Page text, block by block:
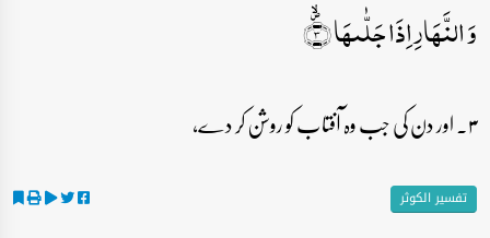
وَ النَّہَارِ اِذَا جَلّٰىہَا ۪ۙ﴿۳﴾
۳۔ اور دن کی جب وہ آفتاب کو روشن کر دے،
تفسیر الکوثر